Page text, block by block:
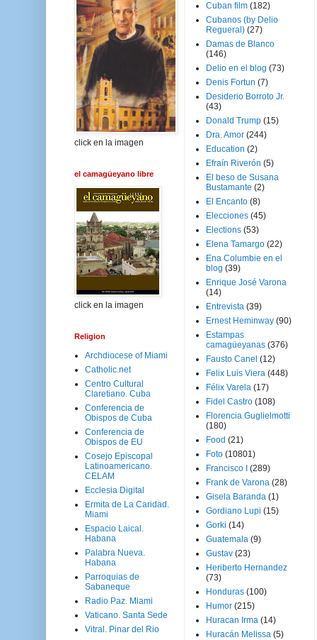
click en la imagen
el camagüeyano libre
click en la imagen
Religion
Archdiocese of Miami
Catholic.net
Centro Cultural
Claretiano. Cuba
Conferencia de
Obispos de Cuba
Conferencia de
Obispos de EU
Cosejo Episcopal
Latinoamericano.
CELAM
Ecclesia Digital
Ermita de La Caridad.
Miami
Espacio Laical.
Habana
Palabra Nueva.
Habana
Parroquias de
Sabaneque
Radio Paz. Miami
Vaticano. Santa Sede
Vitral. Pinar del Rio
Cuban film (182)
Cubanos (by Delio
Regueral) (27)
Damas de Blanco
(146)
Delio en el blog (73)
Denis Fortun (7)
Desiderio Borroto Jr.
(43)
Donald Trump (15)
Dra. Amor (244)
Education (2)
Efraín Riverón (5)
El beso de Susana
Bustamante (2)
El Encanto (8)
Elecciones (45)
Elections (53)
Elena Tamargo (22)
Ena Columbie en el
blog (39)
Enrique José Varona
(14)
Entrevista (39)
Ernest Heminway (90)
Estampas
camagüeyanas (376)
Fausto Canel (12)
Felix Luis Viera (448)
Félix Varela (17)
Fidel Castro (108)
Florencia Guglielmotti
(180)
Food (21)
Foto (10801)
Francisco I
(289)
Frank de Varona (28)
Gisela Baranda (1)
Gordiano Lupi (15)
Gorki (14)
Guatemala (9)
Gustav (23)
Heriberto Hernandez
(73)
Honduras (100)
Humor (215)
Huracan Irma (14)
Huracán Melissa (5)